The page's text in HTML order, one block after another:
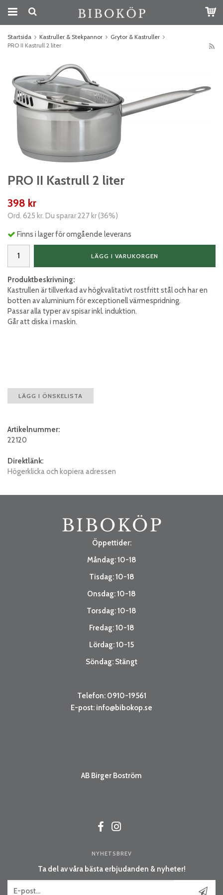
Startsida Kastruller & Stekpannor
Grytor & Kastruller
PRO II Kastrull 2 liter
PRO II Kastrull 2 liter
398 kr
Ord. 625 kr. Du sparar227 kr(36%)
Finns i lager för omgående leverans
LÄGG I VARUKORGEN
Produktbeskrivning:
Kastrullen är tillverkad av högkvalitativt rostfritt stål och har en
botten av aluminium för exceptionell värmespridning.
Passar alla typer av spisar inkl. induktion.
Går att diska i maskin.
LÄGG I ÖNSKELISTA
Artikelnummer:
22120
Direktlänk:
Högerklicka och kopiera adressen
Öppettider:
Måndag: 10-18
Tisdag: 10-18
Onsdag: 10-18
Torsdag: 10-18
Fredag: 10-18
Lördag: 10-15
Söndag: Stängt
Telefon: 0910-19561
E-post: info@bibokop.se
AB Birger Boström
NYHETSBREV
Ta del av våra bästa erbjudanden & nyheter!